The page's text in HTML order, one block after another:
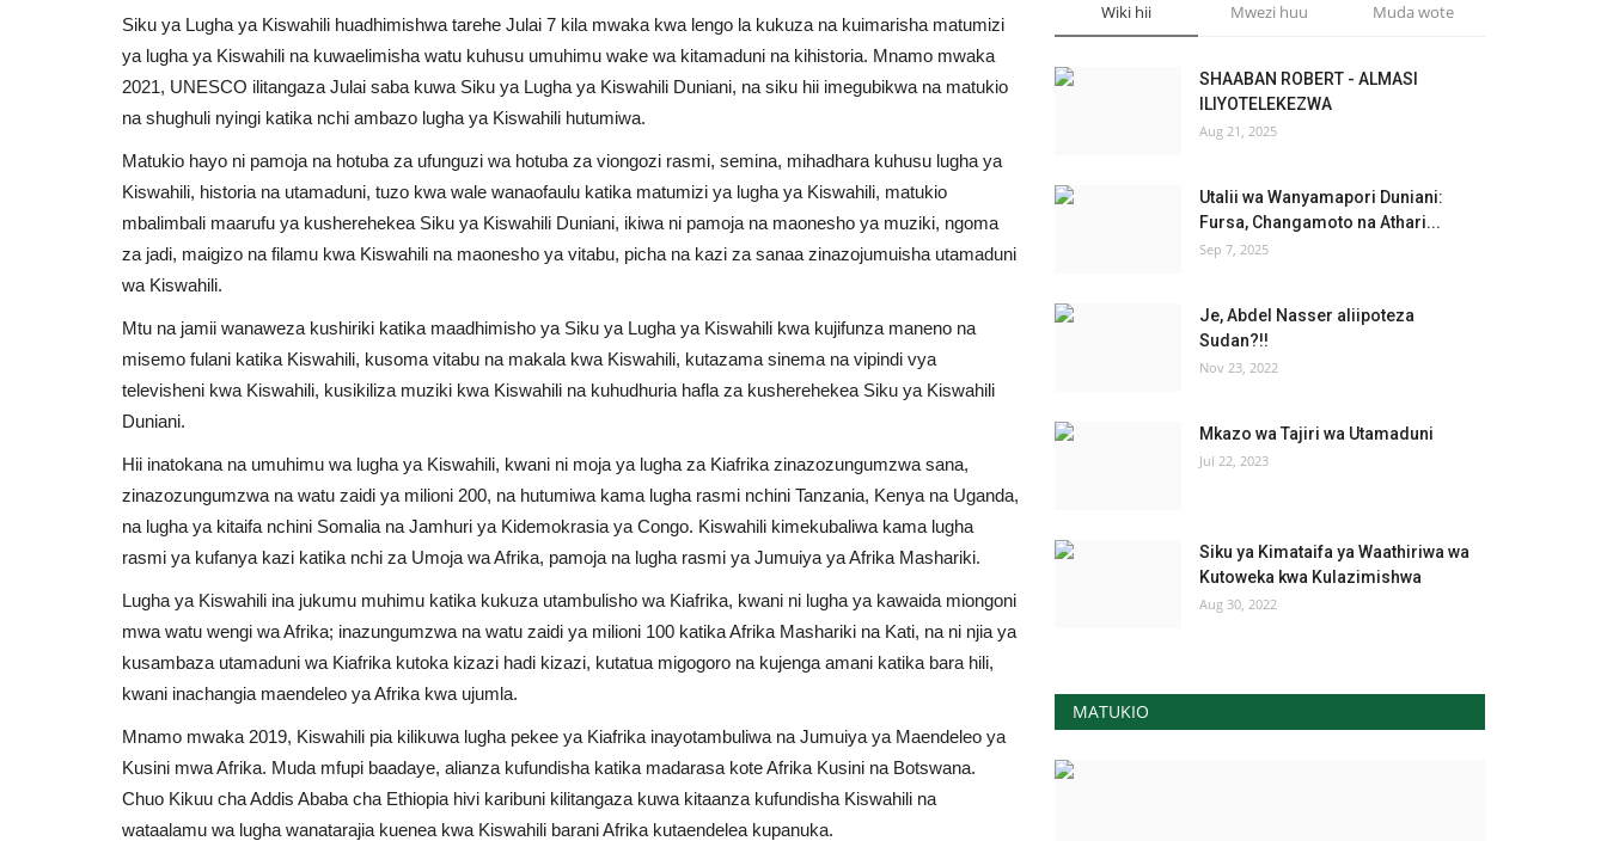
Siku ya Lugha ya Kiswahili huadhimishwa tarehe Julai 7 kila mwaka kwa lengo la kukuza na kuimarisha matumizi
ya lugha ya Kiswahili na kuwaelimisha watu kuhusu umuhimu wake wa kitamaduni na kihistoria. Mnamo mwaka
2021, UNESCO ilitangaza Julai saba kuwa Siku ya Lugha ya Kiswahili Duniani, na siku hii imegubikwa na matukio
na shughuli nyingi katika nchi ambazo lugha ya Kiswahili hutumiwa.
Matukio hayo ni pamoja na hotuba za ufunguzi wa hotuba za viongozi rasmi, semina, mihadhara kuhusu lugha ya
Kiswahili, historia na utamaduni, tuzo kwa wale wanaofaulu katika matumizi ya lugha ya Kiswahili, matukio
mbalimbali maarufu ya kusherehekea Siku ya Kiswahili Duniani, ikiwa ni pamoja na maonesho ya muziki, ngoma
za jadi, maigizo na filamu kwa Kiswahili na maonesho ya vitabu, picha na kazi za sanaa zinazojumuisha utamaduni
wa Kiswahili.
Mtu na jamii wanaweza kushiriki katika maadhimisho ya Siku ya Lugha ya Kiswahili kwa kujifunza maneno na
misemo fulani katika Kiswahili, kusoma vitabu na makala kwa Kiswahili, kutazama sinema na vipindi vya
televisheni kwa Kiswahili, kusikiliza muziki kwa Kiswahili na kuhudhuria hafla za kusherehekea Siku ya Kiswahili
Duniani.
Hii inatokana na umuhimu wa lugha ya Kiswahili, kwani ni moja ya lugha za Kiafrika zinazozungumzwa sana,
zinazozungumzwa na watu zaidi ya milioni 200, na hutumiwa kama lugha rasmi nchini Tanzania, Kenya na Uganda,
na lugha ya kitaifa nchini Somalia na Jamhuri ya Kidemokrasia ya Congo. Kiswahili kimekubaliwa kama lugha
rasmi ya kufanya kazi katika nchi za Umoja wa Afrika, pamoja na lugha rasmi ya Jumuiya ya Afrika Mashariki.
Lugha ya Kiswahili ina jukumu muhimu katika kukuza utambulisho wa Kiafrika, kwani ni lugha ya kawaida miongoni
mwa watu wengi wa Afrika; inazungumzwa na watu zaidi ya milioni 100 katika Afrika Mashariki na Kati, na ni njia ya
kusambaza utamaduni wa Kiafrika kutoka kizazi hadi kizazi, kutatua migogoro na kujenga amani katika bara hili,
kwani inachangia maendeleo ya Afrika kwa ujumla.
Mnamo mwaka 2019, Kiswahili pia kilikuwa lugha pekee ya Kiafrika inayotambuliwa na Jumuiya ya Maendeleo ya
Kusini mwa Afrika. Muda mfupi baadaye, alianza kufundisha katika madarasa kote Afrika Kusini na Botswana.
Chuo Kikuu cha Addis Ababa cha Ethiopia hivi karibuni kilitangaza kuwa kitaanza kufundisha Kiswahili na
wataalamu wa lugha wanatarajia kuenea kwa Kiswahili barani Afrika kutaendelea kupanuka.
Wiki hii Mwezi huu Muda wote
SHAABAN ROBERT - ALMASI
ILIYOTELEKEZWA
Aug 21, 2025
Utalii wa Wanyamapori Duniani:
Fursa, Changamoto na Athari...
Sep 7, 2025
Je, Abdel Nasser aliipoteza
Sudan?!!
Nov 23, 2022
Mkazo wa Tajiri wa Utamaduni
Jul 22, 2023
Siku ya Kimataifa ya Waathiriwa wa
Kutoweka kwa Kulazimishwa
Aug 30, 2022
MATUKIO